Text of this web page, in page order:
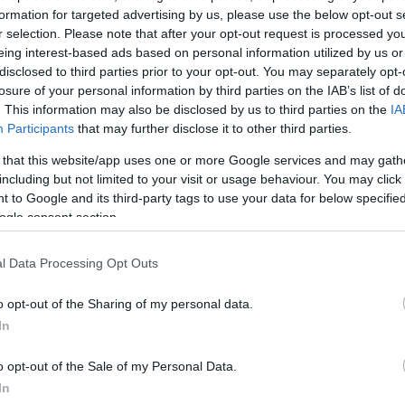
for targeted advertising by us, please use the below opt-out
selection. Please note that after your opt-out request is processed
interest-based ads based on personal information utilized by us
to third parties prior to your opt-out. You may separately
of your personal information by third parties on the IAB’s list of
This information may also be disclosed by us to third parties on the
Participants that may further disclose it to other third parties.
that this website/app uses one or more Google services and may
but not limited to your visit or usage behaviour. You may
to Google and its third-party tags to use your data for below
consent section.
Data Processing Opt Outs
opt-out of the Sharing of my personal data.
opt-out of the Sale of my Personal Data.
αντιμετωπίζει την Παρί Σεν Ζερμέν σε μια
Champions League.
Γουίλιαμφαινόταν σκεπτικός κρατώντας ένα
τη σέντρα, ενώ ο 11χρονος πρίγκιπας Τζορτζ
και των δύο ομάδων.
των επισήμων βρέθηκαν και ο Δούκας και η
οποίοι ανακοίνωσαν πρόσφατα ότι περιμένουν το
ΔΙΑΦΗΜΙΣΗ